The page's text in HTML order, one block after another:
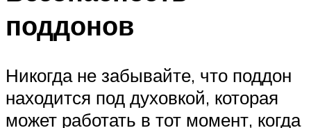
поддонов
Никогда не забывайте, что поддон
находится под духовкой, которая
может работать в тот момент, когда